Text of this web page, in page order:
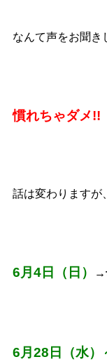
なんて声をお聞き
慣れちゃダメ!!
話は変わりますが
6月4日（日） →
6月28日（水）